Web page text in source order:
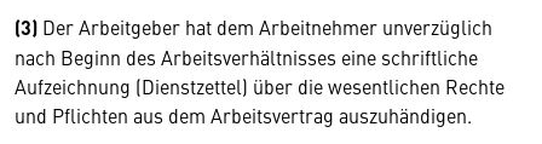
(3) Der Arbeitgeber hat dem Arbeitnehmer unverzüglich
nach Beginn des Arbeitsverhältnisses eine schriftliche
Aufzeichnung (Dienstzettel) über die wesentlichen Rechte
und Pflichten aus dem Arbeitsvertrag auszuhändigen.